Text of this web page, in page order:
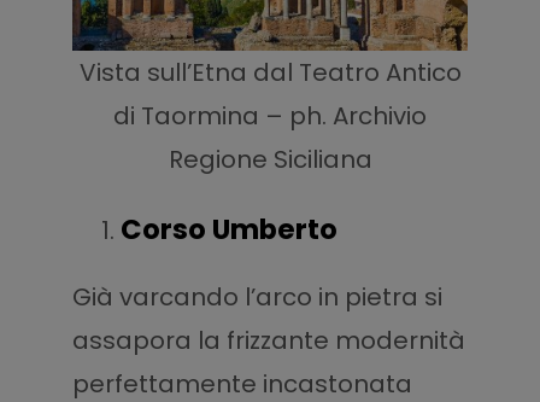
Vista sull’Etna dal Teatro Antico
di Taormina – ph. Archivio
Regione Siciliana
Corso Umberto
Già varcando l’arco in pietra si
assapora la frizzante modernità
perfettamente incastonata